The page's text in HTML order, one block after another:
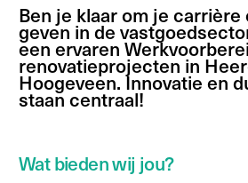
Ben je klaar om je carrière
geven in de
een ervaren
renovatieprojecten in
Hoogeveen. Innovatie en
staan centraal!
Wat bieden wij jou?